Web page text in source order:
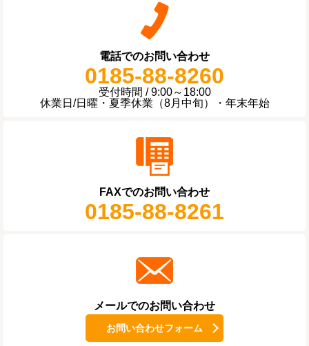
電話でのお問い合わせ
0185-88-8260
受付時間 / 9:00～18:00
休業日/日曜・夏季休業（8月中旬）・年末年始
FAXでのお問い合わせ
0185-88-8261
メールでのお問い合わせ
お問い合わせフォーム